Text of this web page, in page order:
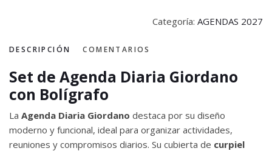
Categoría: AGENDAS 2027
DESCRIPCIÓN COMENTARIOS
Set de Agenda Diaria Giordano
con Bolígrafo
La Agenda Diaria Giordano destaca por su diseño
moderno y funcional, ideal para organizar actividades,
reuniones y compromisos diarios. Su cubierta de curpiel